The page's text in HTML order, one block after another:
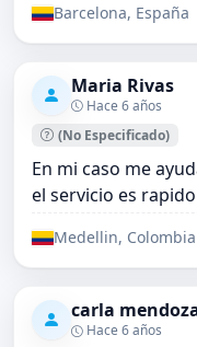
Barcelona, España
Maria Rivas
Hace 6 años
(No Especificado)
En mi caso me
el servicio es
Medellin, Colombia
carla
Hace 6 años